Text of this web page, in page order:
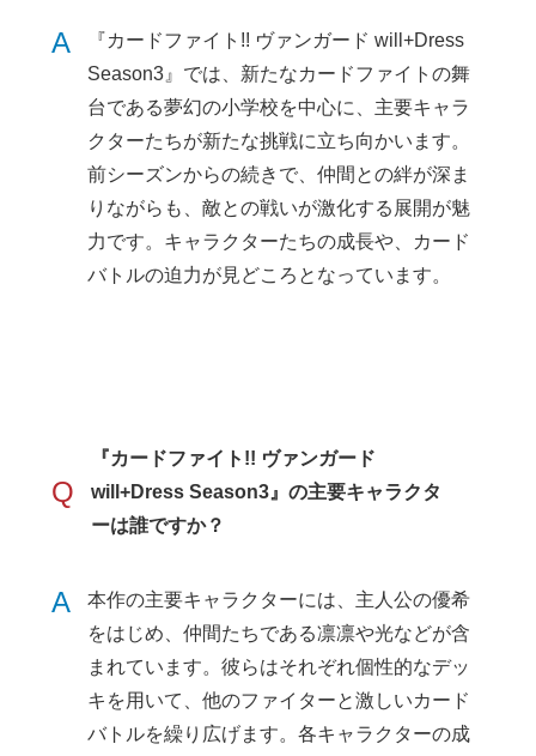
A
『カードファイト!! ヴァンガード will+Dress
Season3』では、新たなカードファイトの舞
台である夢幻の小学校を中心に、主要キャラ
クターたちが新たな挑戦に立ち向かいます。
前シーズンからの続きで、仲間との絆が深ま
りながらも、敵との戦いが激化する展開が魅
力です。キャラクターたちの成長や、カード
バトルの迫力が見どころとなっています。
Q
『カードファイト!! ヴァンガード
will+Dress Season3』の主要キャラクタ
ーは誰ですか？
A
本作の主要キャラクターには、主人公の優希
をはじめ、仲間たちである凛凛や光などが含
まれています。彼らはそれぞれ個性的なデッ
キを用いて、他のファイターと激しいカード
バトルを繰り広げます。各キャラクターの成